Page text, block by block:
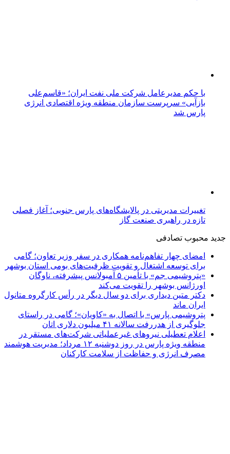
با حکم مدیرعامل شرکت ملی نفت ایران؛ «قاسم‌علی
بازآیی» سرپرست سازمان منطقه ویژه اقتصادی انرژی
پارس شد
تغییرات مدیریتی در پالایشگاه‌های پارس جنوبی؛ آغاز فصلی
تازه در راهبری صنعت گاز
جدید محبوب تصادفی
امضای چهار تفاهم‌نامه همکاری در سفر وزیر تعاون؛ گامی
برای توسعه اشتغال و تقویت ظرفیت‌های بومی استان بوشهر
«پتروشیمی جم» با تأمین ۵ آمبولانس پیشرفته، ناوگان
اورژانس بوشهر را تقویت می‌کند
دکتر متین دیداری برای دو سال دیگر در رأس کارگروه متانول
ایران ماند
پتروشیمی پارس» با اتصال به «کاویان»؛ گامی در راستای
جلوگیری از هدررفت سالانه ۴۱ میلیون دلاری اتان
اعلام تعطیلی نیروهای غیرعملیاتی شرکت‌های مستقر در
منطقه ویژه پارس در روز دوشنبه ۱۲ مرداد؛ مدیریت هوشمند
مصرف انرژی و حفاظت از سلامت کارکنان